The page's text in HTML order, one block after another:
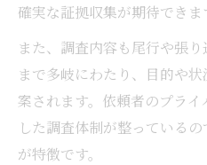
確実な証拠収集が期待できま
また、調査内容も尾行や張
まで多岐にわたり、目的や
案されます。依頼者のプラ
した調査体制が整っている
が特徴です。